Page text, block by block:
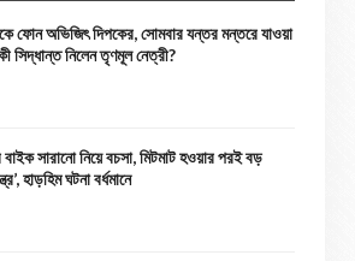
ফোন অভিজিৎ দিপকের, সোমবার যন্তর মন্তরে যাওয়া
সিদ্ধান্ত নিলেন তৃণমূল নেত্রী?
সারানো নিয়ে বচসা, মিটমাট হওয়ার পরই বড়
হাড়হিম ঘটনা বর্ধমানে